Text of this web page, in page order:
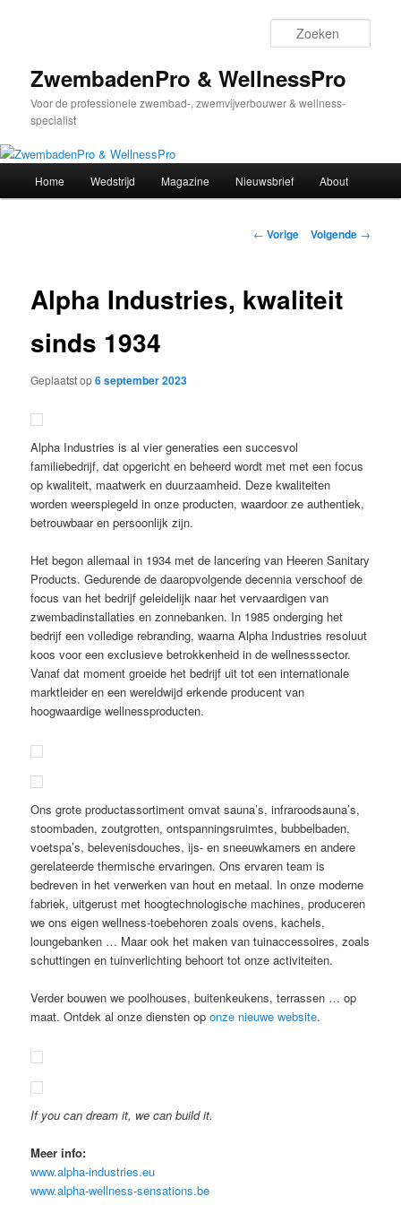
inhoudZwembadenPro & WellnessPro
Voor de professionele zwembad-, zwemvijverbouwer & wellness-
specialist
Home Wedstrijd Magazine Nieuwsbrief About
Bericht
← Vorige Volgende →
Alpha Industries, kwaliteit
sinds 1934
Geplaatst op6 september 2023
Alpha Industries is al vier generaties een succesvol
familiebedrijf, dat opgericht en beheerd wordt met met een focus
op kwaliteit, maatwerk en duurzaamheid. Deze kwaliteiten
worden weerspiegeld in onze producten, waardoor ze authentiek,
betrouwbaar en persoonlijk zijn.
Het begon allemaal in 1934 met de lancering van Heeren Sanitary
Products. Gedurende de daaropvolgende decennia verschoof de
focus van het bedrijf geleidelijk naar het vervaardigen van
zwembadinstallaties en zonnebanken. In 1985 onderging het
bedrijf een volledige rebranding, waarna Alpha Industries resoluut
koos voor een exclusieve betrokkenheid in de wellnesssector.
Vanaf dat moment groeide het bedrijf uit tot een internationale
marktleider en een wereldwijd erkende producent van
hoogwaardige wellnessproducten.
Ons grote productassortiment omvat sauna’s, infraroodsauna’s,
stoombaden, zoutgrotten, ontspanningsruimtes, bubbelbaden,
voetspa’s, belevenisdouches, ijs- en sneeuwkamers en andere
gerelateerde thermische ervaringen. Ons ervaren team is
bedreven in het verwerken van hout en metaal. In onze moderne
fabriek, uitgerust met hoogtechnologische machines, produceren
we ons eigen wellness-toebehoren zoals ovens, kachels,
loungebanken … Maar ook het maken van tuinaccessoires, zoals
schuttingen en tuinverlichting behoort tot onze activiteiten.
Verder bouwen we poolhouses, buitenkeukens, terrassen … op
maat. Ontdek al onze diensten oponze nieuwe website.
If you can dream it, we can build it.
Meer info:
www.alpha-industries.eu
www.alpha-wellness-sensations.be